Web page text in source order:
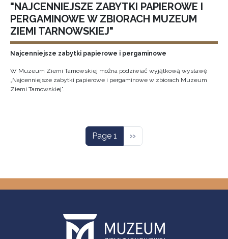
"NAJCENNIEJSZE ZABYTKI PAPIEROWE I
PERGAMINOWE W ZBIORACH MUZEUM
ZIEMI TARNOWSKIEJ"
Najcenniejsze zabytki papierowe i pergaminowe
W Muzeum Ziemi Tarnowskiej można podziwiać wyjątkową wystawę
„Najcenniejsze zabytki papierowe i pergaminowe w zbiorach Muzeum
Ziemi Tarnowskiej”.
Page 1 Next page
››